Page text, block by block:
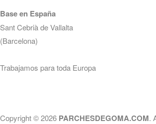
Base en España
Sant Cebrià de Vallalta
(Barcelona)
Trabajamos para toda Europa
Copyright © 2026 PARCHESDEGOMA.COM.